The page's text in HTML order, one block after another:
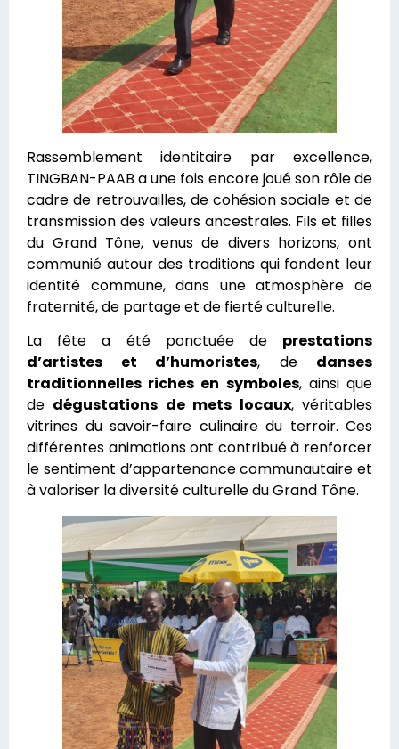
Rassemblement identitaire par excellence,
TINGBAN-PAAB a une fois encore joué son rôle de
cadre de retrouvailles, de cohésion sociale et de
transmission des valeurs ancestrales. Fils et filles
du Grand Tône, venus de divers horizons, ont
communié autour des traditions qui fondent leur
identité commune, dans une atmosphère de
fraternité, de partage et de fierté culturelle.
La fête a été ponctuée de prestations
d’artistes et d’humoristes, de danses
traditionnelles riches en symboles, ainsi que
de dégustations de mets locaux, véritables
vitrines du savoir-faire culinaire du terroir. Ces
différentes animations ont contribué à renforcer
le sentiment d’appartenance communautaire et
à valoriser la diversité culturelle du Grand Tône.